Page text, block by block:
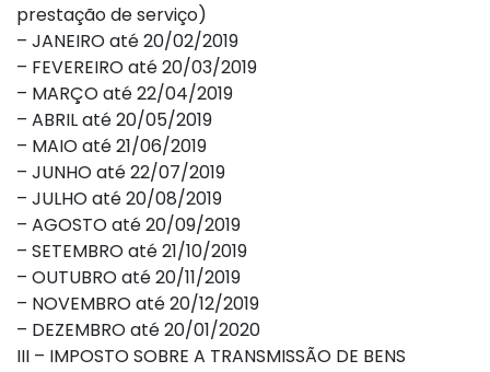
prestação de serviço)
– JANEIRO até 20/02/2019
– FEVEREIRO até 20/03/2019
– MARÇO até 22/04/2019
– ABRIL até 20/05/2019
– MAIO até 21/06/2019
– JUNHO até 22/07/2019
– JULHO até 20/08/2019
– AGOSTO até 20/09/2019
– SETEMBRO até 21/10/2019
– OUTUBRO até 20/11/2019
– NOVEMBRO até 20/12/2019
– DEZEMBRO até 20/01/2020
III – IMPOSTO SOBRE A TRANSMISSÃO DE BENS